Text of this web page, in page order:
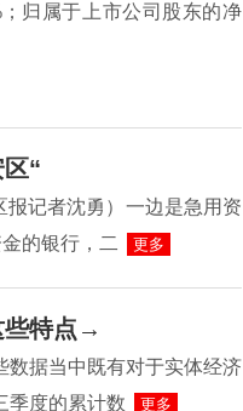
归属于上市公司股东的净
“
报记者沈勇）一边是急用资
的银行，二
更多
些特点→
数据当中既有对于实体经济
季度的累计数
更多